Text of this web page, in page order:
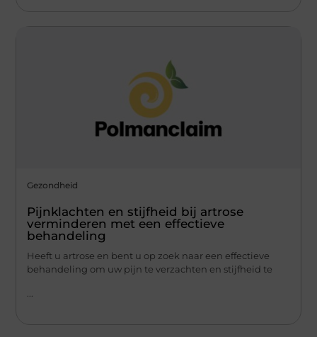
Gezondheid
Pijnklachten en stijfheid bij artrose
verminderen met een effectieve
behandeling
Heeft u artrose en bent u op zoek naar een effectieve
behandeling om uw pijn te verzachten en stijfheid te